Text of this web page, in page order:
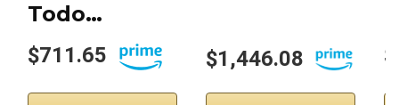
Todo…
$711.65 $1,446.08